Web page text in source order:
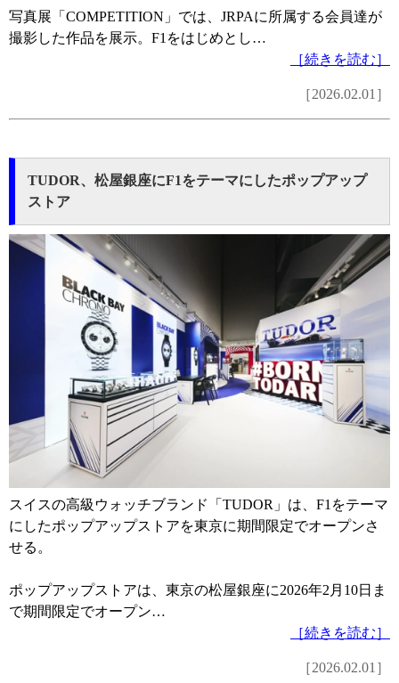
写真展「COMPETITION」では、JRPAに所属する会員達が
撮影した作品を展示。F1をはじめとし…
［続きを読む］
［2026.02.01］
TUDOR、松屋銀座にF1をテーマにしたポップアップ
ストア
スイスの高級ウォッチブランド「TUDOR」は、F1をテーマ
にしたポップアップストアを東京に期間限定でオープンさ
せる。
ポップアップストアは、東京の松屋銀座に2026年2月10日ま
で期間限定でオープン…
［続きを読む］
［2026.02.01］